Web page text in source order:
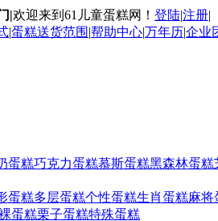
|欢迎来到61儿童蛋糕网！ 登陆|注册|
|蛋糕送货范围 |帮助中心|万年历|企业
蛋糕巧克力蛋糕慕斯蛋糕黑森林蛋糕
蛋糕多层蛋糕个性蛋糕生肖蛋糕麻将
蛋糕栗子蛋糕特殊蛋糕